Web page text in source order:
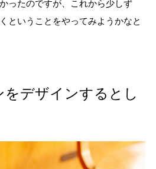
ったのですが、これから少しず
ということをやってみようかなと
をデザインするとし